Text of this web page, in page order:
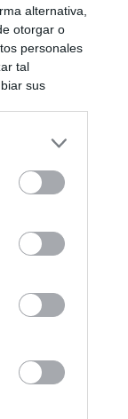
alternativa,
otorgar o
personales
tal
sus
SOBRE KIOSKO.NET
es la puerta de
Navega por las portadas
del otro extremo del mundo.